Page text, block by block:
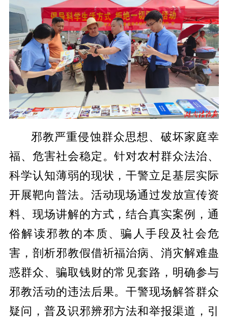
邪教严重侵蚀群众思想、破坏家庭幸
福、危害社会稳定。针对农村群众法治、
科学认知薄弱的现状，干警立足基层实际
开展靶向普法。活动现场通过发放宣传资
料、现场讲解的方式，结合真实案例，通
俗解读邪教的本质、骗人手段及社会危
害，剖析邪教假借祈福治病、消灾解难蛊
惑群众、骗取钱财的常见套路，明确参与
邪教活动的违法后果。干警现场解答群众
疑问，普及识邪辨邪方法和举报渠道，引